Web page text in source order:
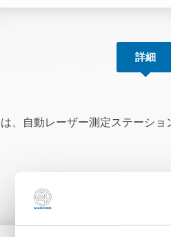
詳細
、自動レーザー測定ステーシ